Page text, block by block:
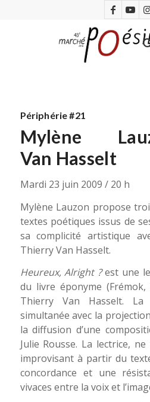
Périphérie #21
Mylène
Van Hasselt
Mardi 23 juin 2009 / 20 h
Mylène Lauzon propose
textes poétiques issus de
sa complicité artistique
Thierry Van Hasselt.
Heureux, Alright ?est une
du livre éponyme (Frémok,
Thierry Van Hasselt.
simultanée avec la
la diffusion d’une
Julie Rousse. La lectrice,
improvisant à partir du
concordance et une
vivaces entre la voix et